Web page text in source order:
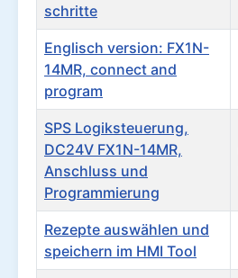
schritte
Englisch version: FX1N-
14MR, connect and
program
SPS Logiksteuerung,
DC24V FX1N-14MR,
Anschluss und
Programmierung
Rezepte auswählen und
speichern im HMI Tool